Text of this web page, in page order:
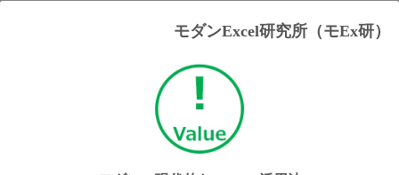
モダンExcel研究所（モEx研）